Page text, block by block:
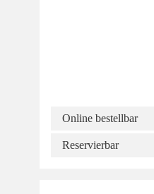
Online bestellbar
Reservierbar